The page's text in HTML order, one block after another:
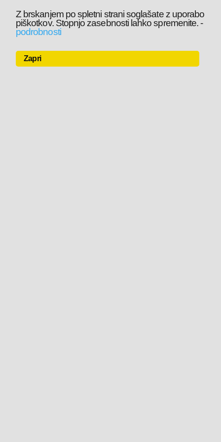
Z brskanjem po spletni strani soglašate z uporabo
piškotkov. Stopnjo zasebnosti lahko spremenite.-
podrobnosti
Zapri